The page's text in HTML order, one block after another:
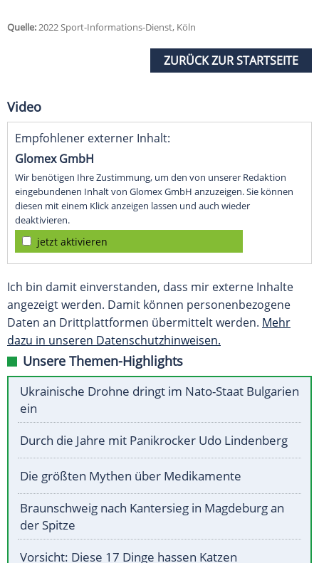
Quelle:2022 Sport-Informations-Dienst, Köln
ZURÜCK ZUR STARTSEITE
Video
Empfohlener externer Inhalt:
Glomex GmbH
Wir benötigen Ihre Zustimmung, um den von unserer Redaktion
eingebundenen Inhalt von Glomex GmbH anzuzeigen. Sie können
diesen mit einem Klick anzeigen lassen und auch wieder
deaktivieren.
jetzt aktivieren
Ich bin damit einverstanden, dass mir externe Inhalte
angezeigt werden. Damit können personenbezogene
Daten an Drittplattformen übermittelt werden. Mehr
dazu in unseren Datenschutzhinweisen.
Unsere Themen-Highlights
Ukrainische Drohne dringt im Nato-Staat Bulgarien
ein
Durch die Jahre mit Panikrocker Udo Lindenberg
Die größten Mythen über Medikamente
Braunschweig nach Kantersieg in Magdeburg an
der Spitze
Vorsicht: Diese 17 Dinge hassen Katzen